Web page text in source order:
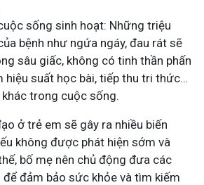
sống sinh hoạt: Những triệu
bệnh như ngứa ngáy, đau rát sẽ
sâu giấc, không có tinh thần phấn
hiệu suất học bài, tiếp thu tri thức…
trong cuộc sống.
ở trẻ em sẽ gây ra nhiều biến
không được phát hiện sớm và
bố mẹ nên chủ động đưa các
để đảm bảo sức khỏe và tìm kiếm